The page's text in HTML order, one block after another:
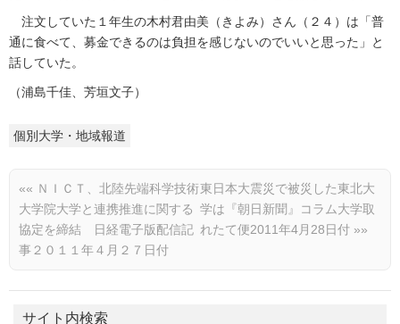
注文していた１年生の木村君由美（きよみ）さん（２４）は「普
通に食べて、募金できるのは負担を感じないのでいいと思った」と
話していた。
（浦島千佳、芳垣文子）
個別大学・地域報道
«« ＮＩＣＴ、北陸先端科学技術
大学院大学と連携推進に関する
協定を締結 日経電子版配信記
事２０１１年４月２７日付
東日本大震災で被災した東北大
学は『朝日新聞』コラム大学取
れたて便2011年4月28日付 »»
サイト内検索